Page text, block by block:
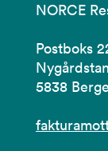
NORCE
Postboks
5838